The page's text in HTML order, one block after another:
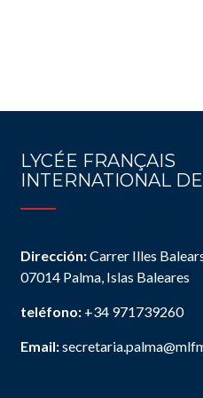
LYCÉE FRANÇAIS
INTERNATIONAL
Dirección:Carrer Illes
07014 Palma, Islas Baleares
teléfono: +34 971739260
Email: